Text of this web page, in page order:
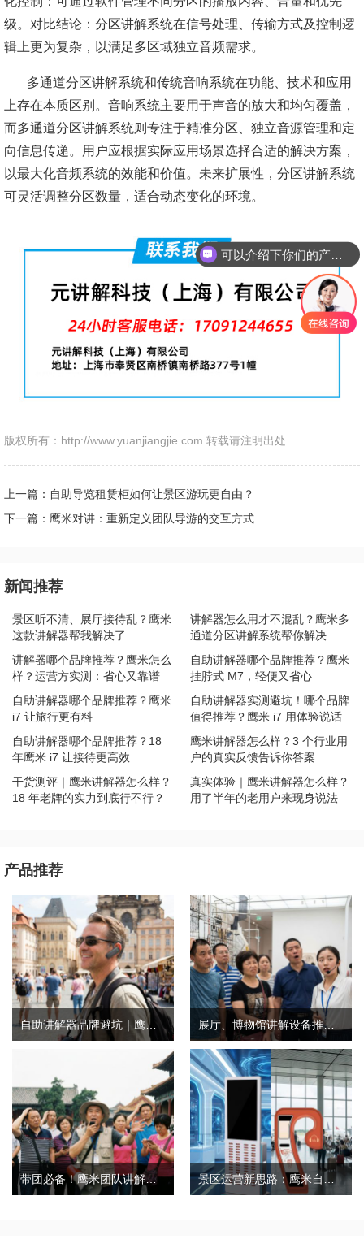
级。对比结论：分区讲解系统在信号处理、传输方式及控制逻
辑上更为复杂，以满足多区域独立音频需求。
多通道分区讲解系统和传统音响系统在功能、技术和应用
上存在本质区别。音响系统主要用于声音的放大和均匀覆盖，
而多通道分区讲解系统则专注于精准分区、独立音源管理和定
向信息传递。用户应根据实际应用场景选择合适的解决方案，
以最大化音频系统的效能和价值。未来扩展性，分区讲解系统
可灵活调整分区数量，适合动态变化的环境。
版权所有：http://www.yuanjiangjie.com 转载请注明出处
上一篇：自助导览租赁柜如何让景区游玩更自由？
下一篇：鹰米对讲：重新定义团队导游的交互方式
新闻推荐
景区听不清、展厅接待乱？鹰米
这款讲解器帮我解决了
讲解器怎么用才不混乱？鹰米多
通道分区讲解系统帮你解决
讲解器哪个品牌推荐？鹰米怎么
样？运营方实测：省心又靠谱
自助讲解器哪个品牌推荐？鹰米
挂脖式 M7，轻便又省心
自助讲解器哪个品牌推荐？鹰米
i7 让旅行更有料
自助讲解器实测避坑！哪个品牌
值得推荐？鹰米 i7 用体验说话
自助讲解器哪个品牌推荐？18
年鹰米 i7 让接待更高效
鹰米讲解器怎么样？3 个行业用
户的真实反馈告诉你答案
干货测评｜鹰米讲解器怎么样？
18 年老牌的实力到底行不行？
真实体验｜鹰米讲解器怎么样？
用了半年的老用户来现身说法
产品推荐
自助讲解器品牌避坑｜鹰米自助讲解器，实测好用不踩雷 展厅、博物馆讲解设备推荐｜分区讲解系统，解决多团队接待核心痛点
带团必备！鹰米团队讲解器，防串音 + 易管理双在线
可以介绍下你们的产品么